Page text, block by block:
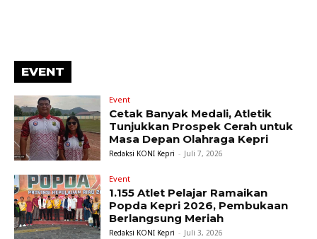
EVENT
Event
Cetak Banyak Medali, Atletik
Tunjukkan Prospek Cerah untuk
Masa Depan Olahraga Kepri
Redaksi KONI Kepri - Juli 7, 2026
Event
1.155 Atlet Pelajar Ramaikan
Popda Kepri 2026, Pembukaan
Berlangsung Meriah
Redaksi KONI Kepri - Juli 3, 2026